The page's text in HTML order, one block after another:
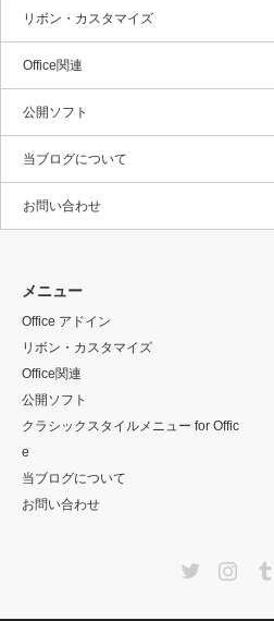
リボン・カスタマイズ
Office関連
公開ソフト
当ブログについて
お問い合わせ
メニュー
Office アドイン
リボン・カスタマイズ
Office関連
公開ソフト
クラシックスタイルメニュー for Offic
e
当ブログについて
お問い合わせ
RSS